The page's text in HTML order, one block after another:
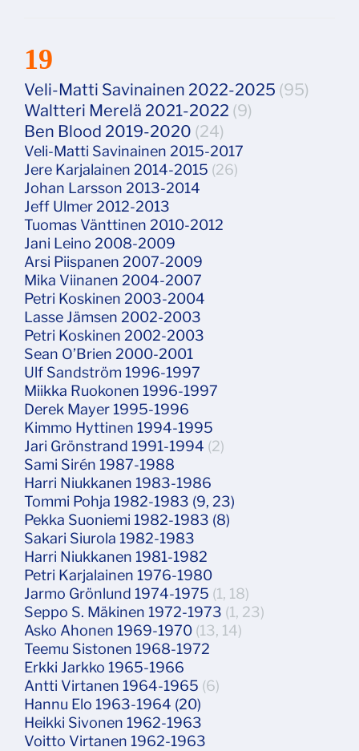
19
Veli-Matti Savinainen 2022-2025 (95)
Waltteri Merelä 2021-2022 (9)
​​​​​​​Ben Blood 2019-2020 (24)
Veli-Matti Savinainen 2015-2017
Jere Karjalainen 2014-2015 (26)
Johan Larsson 2013-2014
Jeff Ulmer 2012-2013
Tuomas Vänttinen 2010-2012
Jani Leino 2008-2009
Arsi Piispanen 2007-2009
Mika Viinanen 2004-2007
Petri Koskinen 2003-2004
Lasse Jämsen 2002-2003
Petri Koskinen 2002-2003
Sean O’Brien 2000-2001
Ulf Sandström 1996-1997
Miikka Ruokonen 1996-1997
Derek Mayer 1995-1996
Kimmo Hyttinen 1994-1995
Jari Grönstrand 1991-1994 (2)
Sami Sirén 1987-1988
Harri Niukkanen 1983-1986
Tommi Pohja 1982-1983 (9, 23)
Pekka Suoniemi 1982-1983 (8)
Sakari Siurola 1982-1983
Harri Niukkanen 1981-1982
Petri Karjalainen 1976-1980
Jarmo Grönlund 1974-1975 (1, 18)
Seppo S. Mäkinen 1972-1973 (1, 23)
Asko Ahonen 1969-1970 (13, 14)
Teemu Sistonen 1968-1972
Erkki Jarkko 1965-1966
Antti Virtanen 1964-1965 (6)
Hannu Elo 1963-1964 (20)
Heikki Sivonen 1962-1963
Voitto Virtanen 1962-1963